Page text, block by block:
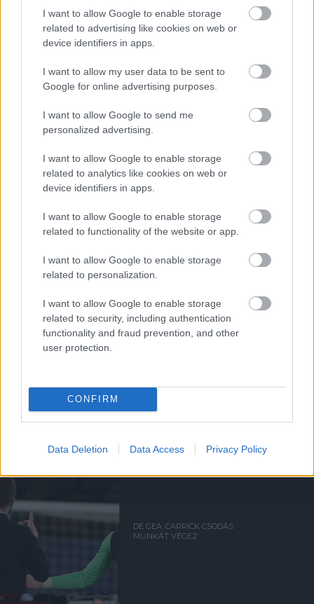
I want to allow Google to enable storage
related to advertising like cookies on web or
device identifiers in apps.
I want to allow my user data to be sent to
Google for online advertising purposes.
I want to allow Google to send me
personalized advertising.
I want to allow Google to enable storage
related to analytics like cookies on web or
device identifiers in apps.
I want to allow Google to enable storage
related to functionality of the website or app.
I want to allow Google to enable storage
related to personalization.
I want to allow Google to enable storage
related to security, including authentication
functionality and fraud prevention, and other
user protection.
CONFIRM
Data Deletion Data Access Privacy Policy
Leeds UnitedvsManchester
United
Croke Park, Dublin
2026-08-12 20:30
3 nap 5 óra 52 perc 16 másodperc
AC MilanvsManchester United2026-08-15 18:00
ELŐZŐ MÉRKŐZÉSEK
Támogatás
a ManUtdFanatics.hu működését!
Kapcsolódó hírek
DAVID DE GEA
DE GEA: CARRICK CSODÁS
MUNKÁT VÉGEZ